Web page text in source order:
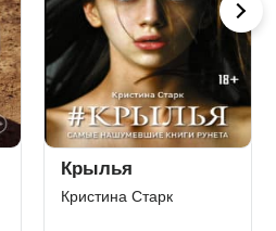
Крылья
Кристина Старк